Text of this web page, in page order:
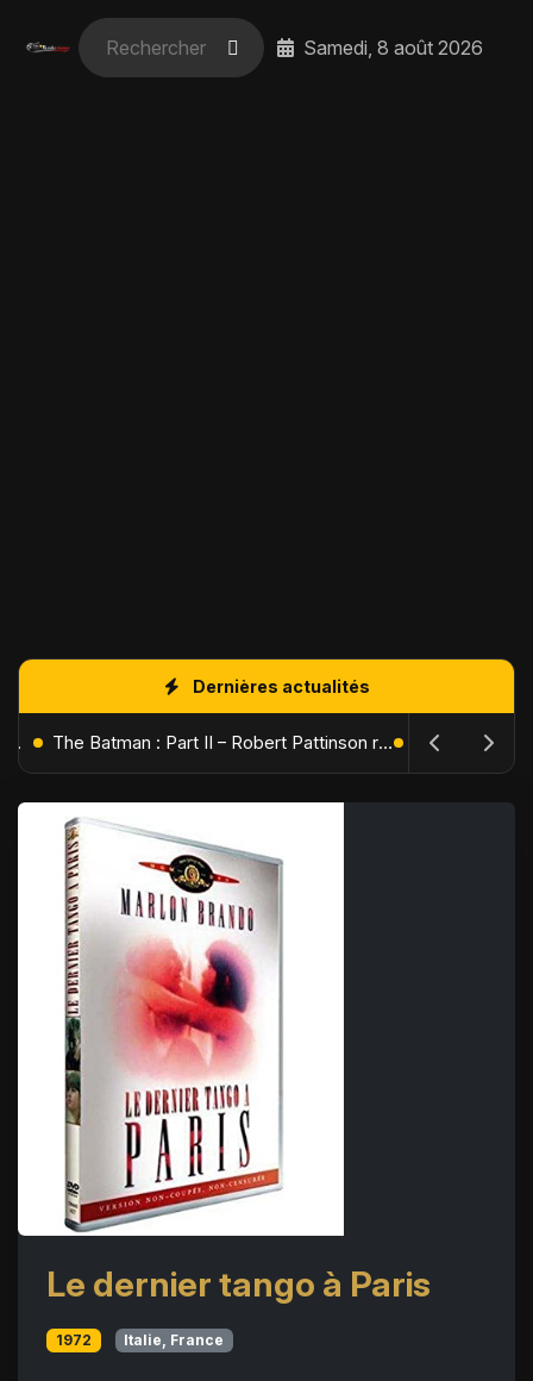
Samedi, 8 août 2026
Dernières actualités
L'Âge de Glace : Le Réveil du Volcan – Manny, Sid et Diego de retour pour une aventure explosive The Batman : Part II – Robert Pattinson replonge dans les ténèbres de Gotham dès octobre 2027
Le dernier tango à Paris
1972 Italie, France